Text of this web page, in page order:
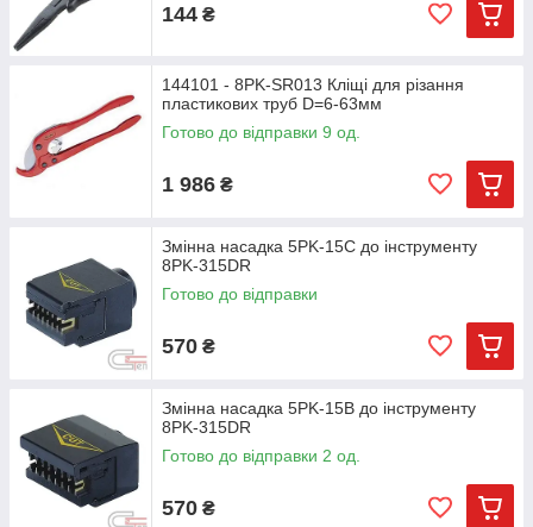
144 ₴
144101 - 8PK-SR013 Кліщі для різання
пластикових труб D=6-63мм
Готово до відправки 9 од.
1 986 ₴
Змінна насадка 5PK-15С до інструменту
8PK-315DR
Готово до відправки
570 ₴
Змінна насадка 5PK-15B до інструменту
8PK-315DR
Готово до відправки 2 од.
570 ₴